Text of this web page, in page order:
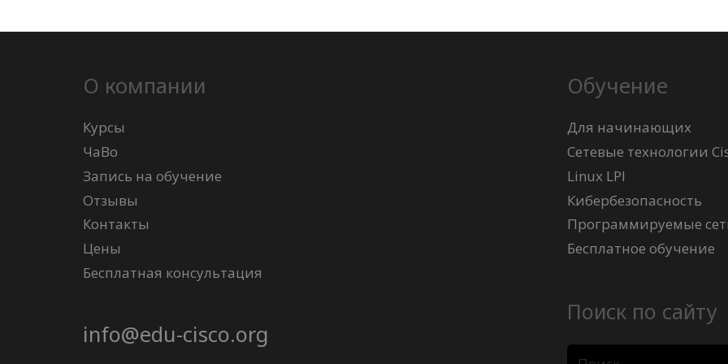
О компании
Курсы
ЧаВо
Запись на обучение
Отзывы
Контакты
Цены
Бесплатная консультация
info@edu-cisco.org
Обучение
Для начинающих
Сетевые технологии
Linux LPI
Кибербезопасность
Программируемые
Бесплатное обучение
Поиск по сайту
Найти: